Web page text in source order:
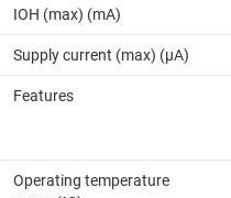
IOH (max) (mA)
Supply current (max) (µA)
Features
Operating temperature